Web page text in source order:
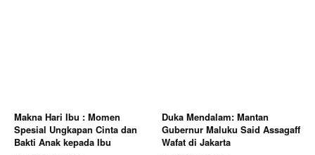
Makna Hari Ibu : Momen
Spesial Ungkapan Cinta dan
Bakti Anak kepada Ibu
Duka Mendalam: Mantan
Gubernur Maluku Said Assagaff
Wafat di Jakarta